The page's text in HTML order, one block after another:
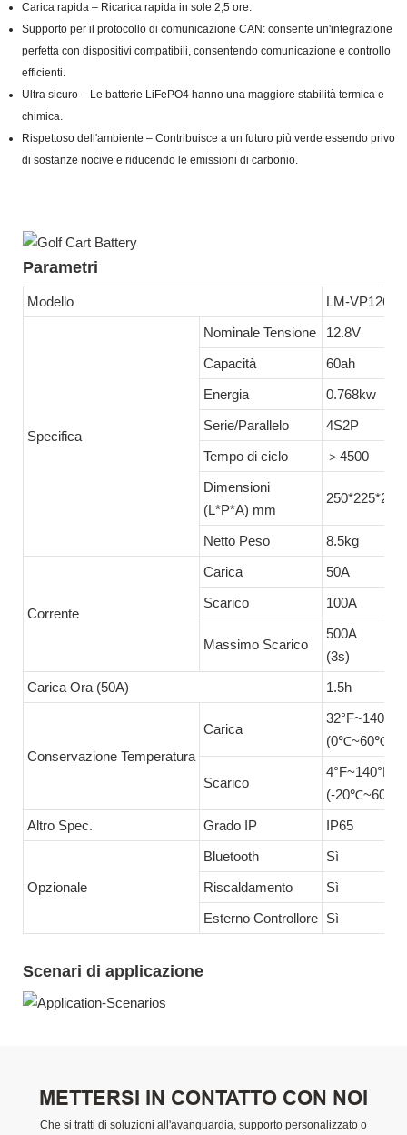
Carica rapida – Ricarica rapida in sole 2,5 ore.
Supporto per il protocollo di comunicazione CAN: consente un'integrazione
perfetta con dispositivi compatibili, consentendo comunicazione e controllo
efficienti.
Ultra sicuro – Le batterie LiFePO4 hanno una maggiore stabilità termica e
chimica.
Rispettoso dell'ambiente – Contribuisce a un futuro più verde essendo privo
di sostanze nocive e riducendo le emissioni di carbonio.
Parametri
Modello LM-VP1260
Specifica
Nominale Tensione
12.8V
Capacità
60ah
Energia
0.768kw
Serie/Parallelo
4S2P
Tempo di ciclo
＞4500
Dimensioni
(L*P*A) mm
250*225*210
Netto Peso 8.5kg
Corrente
Carica
50A
Scarico
100A
Massimo Scarico
500A
(3s)
Carica Ora (50A)
1.5h
Conservazione Temperatura
Carica
32°F~140°F
(0℃~60℃)
Scarico
4°F~140°F
(-20℃~60℃)
Altro Spec.
Grado IP IP65
Opzionale
Bluetooth
Sì
Riscaldamento
Sì
Esterno Controllore Sì
Scenari di applicazione
METTERSI IN CONTATTO CON NOI
Che si tratti di soluzioni all'avanguardia, supporto personalizzato o